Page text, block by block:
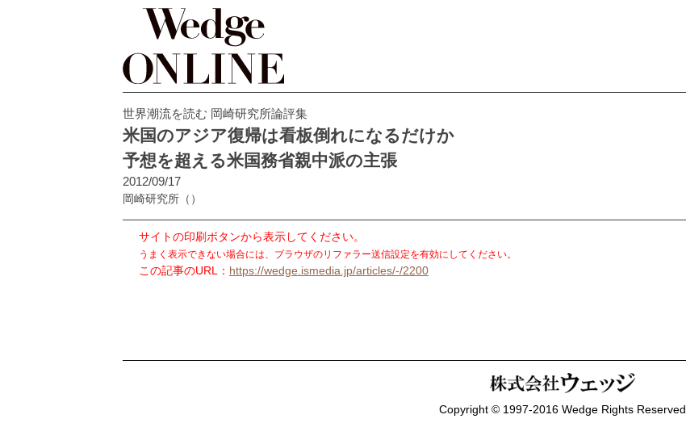
世界潮流を読む 岡崎研究所論評集
米国のアジア復帰は看板倒れになるだけか
予想を超える米国務省親中派の主張
2012/09/17
岡崎研究所 （）
サイトの印刷ボタンから表示してください。
うまく表示できない場合には、ブラウザのリファラー送信設定を有効にしてください。
この記事のURL： https://wedge.ismedia.jp/articles/-/2200
Copyright © 1997-2016 Wedge Rights Reserved